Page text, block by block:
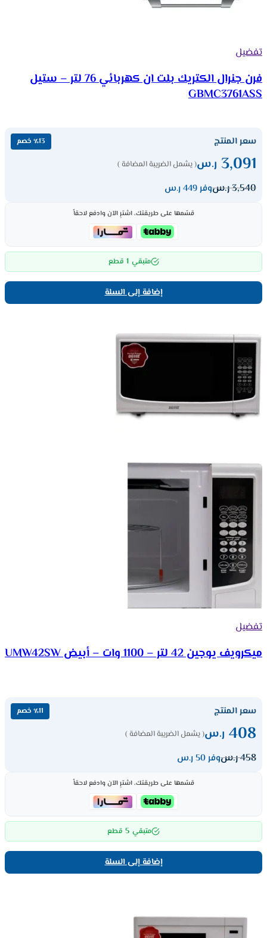
تفضيل
فرن جنرال الكتريك بلت ان كهربائي 76 لتر – ستيل
GBMC3761ASS
سعر المنتج ٪13 خصم
3,091 ر.س( يشمل الضريبة المضافة )
3,540ر.سوفر 449 ر.س
قسّمها على طريقتك، اشترِ الآن وادفع لاحقاً
متبقي 1 قطع
إضافة إلى السلة
تفضيل
ميكرويف يوجين 42 لتر – 1100 وات – أبيض UMW42SW
سعر المنتج ٪11 خصم
408 ر.س( يشمل الضريبة المضافة )
458ر.سوفر 50 ر.س
قسّمها على طريقتك، اشترِ الآن وادفع لاحقاً
متبقي 5 قطع
إضافة إلى السلة